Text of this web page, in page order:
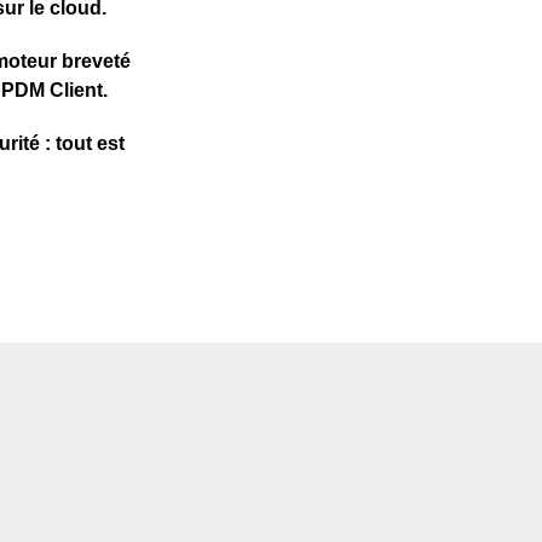
le cloud.
breveté
Client.
: tout est